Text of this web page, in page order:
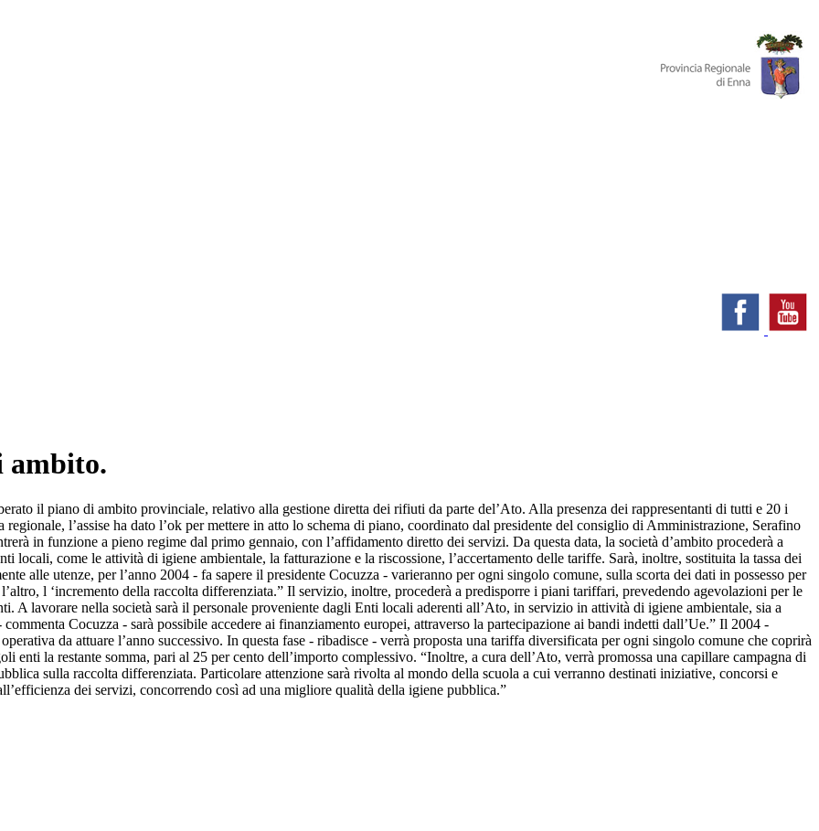
il piano di ambito provinciale, relativo alla gestione diretta dei rifiuti da parte del’Ato. Alla presenza dei rappresentanti di tutti e 20 i
l’assise ha dato l’ok per mettere in atto lo schema di piano, coordinato dal presidente del consiglio di Amministrazione, Serafino
in funzione a pieno regime dal primo gennaio, con l’affidamento diretto dei servizi. Da questa data, la società d’ambito procederà a
come le attività di igiene ambientale, la fatturazione e la riscossione, l’accertamento delle tariffe. Sarà, inoltre, sostituita la tassa dei
alle utenze, per l’anno 2004 - fa sapere il presidente Cocuzza - varieranno per ogni singolo comune, sulla scorta dei dati in possesso per
l ‘incremento della raccolta differenziata.” Il servizio, inoltre, procederà a predisporre i piani tariffari, prevedendo agevolazioni per le
A lavorare nella società sarà il personale proveniente dagli Enti locali aderenti all’Ato, in servizio in attività di igiene ambientale, sia a
Cocuzza - sarà possibile accedere ai finanziamento europei, attraverso la partecipazione ai bandi indetti dall’Ue.” Il 2004 -
da attuare l’anno successivo. In questa fase - ribadisce - verrà proposta una tariffa diversificata per ogni singolo comune che coprirà
enti la restante somma, pari al 25 per cento dell’importo complessivo. “Inoltre, a cura dell’Ato, verrà promossa una capillare campagna di
sulla raccolta differenziata. Particolare attenzione sarà rivolta al mondo della scuola a cui verranno destinati iniziative, concorsi e
dei servizi, concorrendo così ad una migliore qualità della igiene pubblica.”